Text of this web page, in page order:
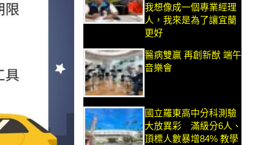
我想像成一個專業經理
人，我來是為了讓宜蘭
更好
醫病雙贏 再創新猷 端午
音樂會
國立羅東高中分科測驗
大放異彩 滿級分6人、
頂標人數暴增84% 教學